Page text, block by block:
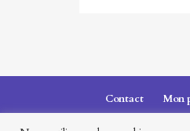
Contact Mon